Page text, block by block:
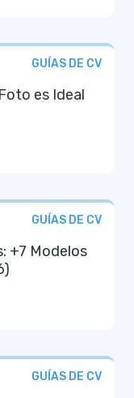
GUÍAS DE CV
es Ideal
GUÍAS DE CV
+7 Modelos
GUÍAS DE CV